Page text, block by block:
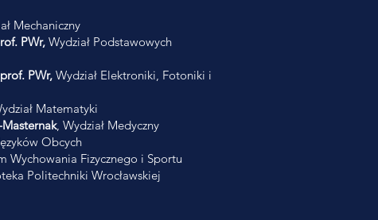
Mechaniczny
PWr, Wydział Podstawowych
PWr, Wydział Elektroniki, Fotoniki i
Matematyki
, Wydział Medyczny
Obcych
Wychowania Fizycznego i Sportu
Politechniki Wrocławskiej